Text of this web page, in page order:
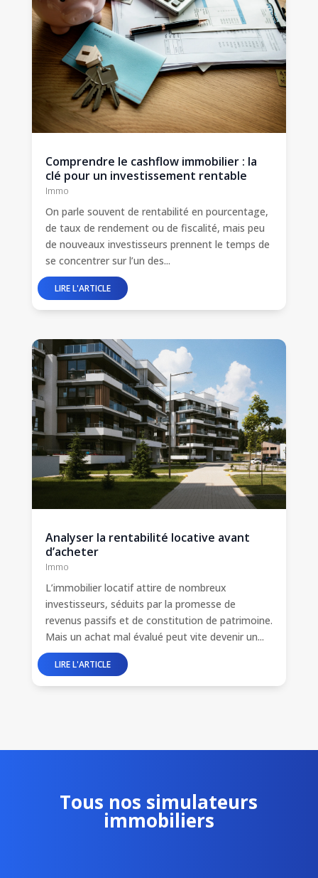
Comprendre le cashflow immobilier : la
clé pour un investissement rentable
Immo
On parle souvent de rentabilité en pourcentage,
de taux de rendement ou de fiscalité, mais peu
de nouveaux investisseurs prennent le temps de
se concentrer sur l’un des...
Analyser la rentabilité locative avant
d’acheter
Immo
L’immobilier locatif attire de nombreux
investisseurs, séduits par la promesse de
revenus passifs et de constitution de patrimoine.
Mais un achat mal évalué peut vite devenir un...
Tous nos simulateurs
immobiliers